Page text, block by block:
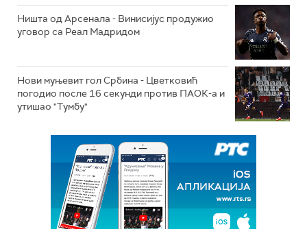
Ништа од Арсенала - Винисијус продужио
уговор са Реал Мадридом
Нови муњевит гол Србина - Цветковић
погодио после 16 секунди против ПАОК-а и
утишао "Тумбу"